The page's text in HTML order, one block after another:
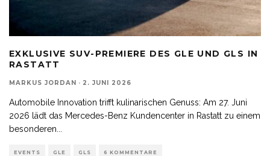
EXKLUSIVE SUV-PREMIERE DES GLE UND GLS IN
RASTATT
MARKUS JORDAN · 2. JUNI 2026
Automobile Innovation trifft kulinarischen Genuss: Am 27. Juni
2026 lädt das Mercedes-Benz Kundencenter in Rastatt zu einem
besonderen
EVENTS GLE GLS 6 KOMMENTARE